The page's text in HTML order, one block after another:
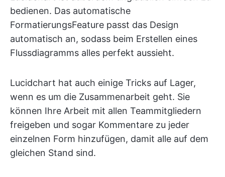
bedienen. Das automatische
FormatierungsFeature passt das Design
automatisch an, sodass beim Erstellen eines
Flussdiagramms alles perfekt aussieht.
Lucidchart hat auch einige Tricks auf Lager,
wenn es um die Zusammenarbeit geht. Sie
können Ihre Arbeit mit allen Teammitgliedern
freigeben und sogar Kommentare zu jeder
einzelnen Form hinzufügen, damit alle auf dem
gleichen Stand sind.